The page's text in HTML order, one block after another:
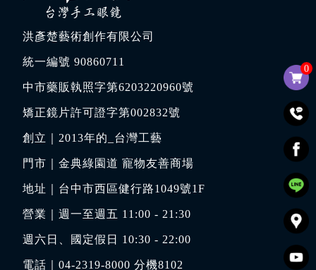
0
洪彥楚藝術創作有限公司
統一編號 90860711
中市藥販執照字第6203220960號
矯正鏡片許可證字第002832號
創立｜2013年的_台灣工藝
門市｜金典綠園道 寵物友善商場
地址｜ 台中市西區健行路1049號1F
營業｜週一至週五 11:00 - 21:30
週六日、國定假日 10:30 - 22:00
電話｜04-2319-8000 分機8102